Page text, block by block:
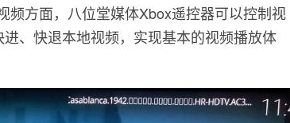
频方面，八位堂媒体Xbox遥控器可以控制视
、快退本地视频，实现基本的视频播放体